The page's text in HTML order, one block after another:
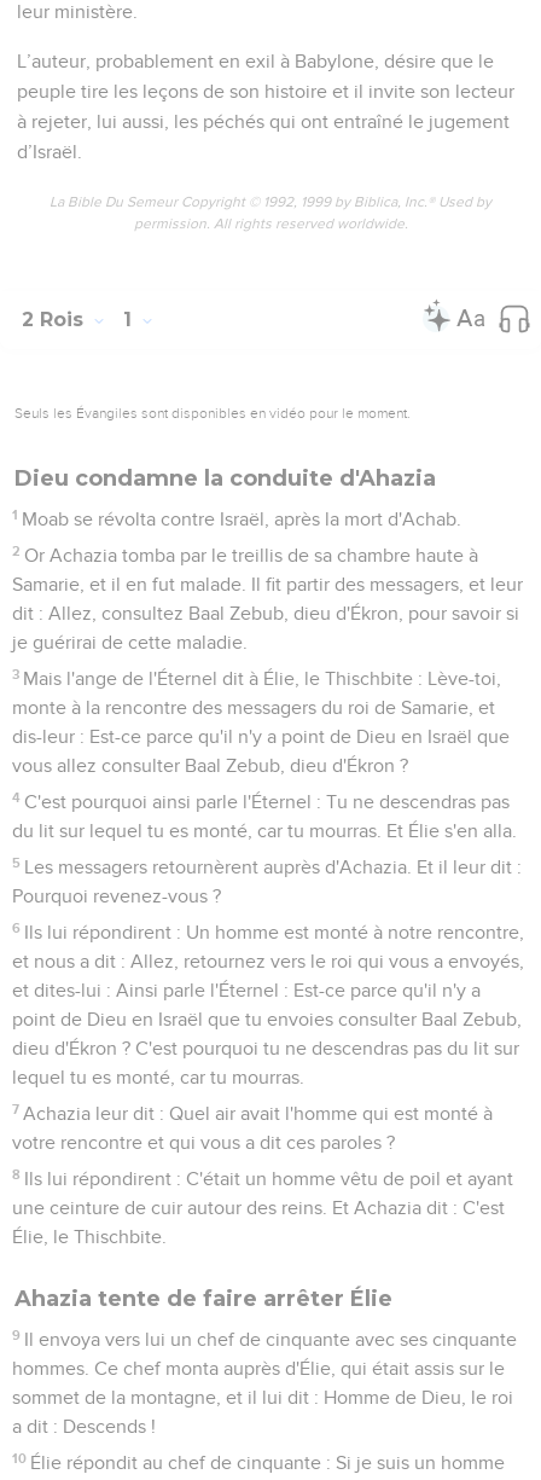
leur ministère.
L’auteur, probablement en exil à Babylone, désire que le
peuple tire les leçons de son histoire et il invite son lecteur
à rejeter, lui aussi, les péchés qui ont entraîné le jugement
d’Israël.
La Bible Du Semeur Copyright © 1992, 1999 by Biblica, Inc.® Used by
permission. All rights reserved worldwide.
2 Rois 1
Seuls les Évangiles sont disponibles en vidéo pour le moment.
Dieu condamne la conduite d'Ahazia
1 Moab se révolta contre Israël, après la mort d'Achab.
2 Or Achazia tomba par le treillis de sa chambre haute à
Samarie, et il en fut malade. Il fit partir des messagers, et leur
dit : Allez, consultez Baal Zebub, dieu d'Ékron, pour savoir si
je guérirai de cette maladie.
3 Mais l'ange de l'Éternel dit à Élie, le Thischbite : Lève-toi,
monte à la rencontre des messagers du roi de Samarie, et
dis-leur : Est-ce parce qu'il n'y a point de Dieu en Israël que
vous allez consulter Baal Zebub, dieu d'Ékron ?
4 C'est pourquoi ainsi parle l'Éternel : Tu ne descendras pas
du lit sur lequel tu es monté, car tu mourras. Et Élie s'en alla.
5 Les messagers retournèrent auprès d'Achazia. Et il leur dit :
Pourquoi revenez-vous ?
6 Ils lui répondirent : Un homme est monté à notre rencontre,
et nous a dit : Allez, retournez vers le roi qui vous a envoyés,
et dites-lui : Ainsi parle l'Éternel : Est-ce parce qu'il n'y a
point de Dieu en Israël que tu envoies consulter Baal Zebub,
dieu d'Ékron ? C'est pourquoi tu ne descendras pas du lit sur
lequel tu es monté, car tu mourras.
7 Achazia leur dit : Quel air avait l'homme qui est monté à
votre rencontre et qui vous a dit ces paroles ?
8 Ils lui répondirent : C'était un homme vêtu de poil et ayant
une ceinture de cuir autour des reins. Et Achazia dit : C'est
Élie, le Thischbite.
Ahazia tente de faire arrêter Élie
9 Il envoya vers lui un chef de cinquante avec ses cinquante
hommes. Ce chef monta auprès d'Élie, qui était assis sur le
sommet de la montagne, et il lui dit : Homme de Dieu, le roi
a dit : Descends !
10 Élie répondit au chef de cinquante : Si je suis un homme